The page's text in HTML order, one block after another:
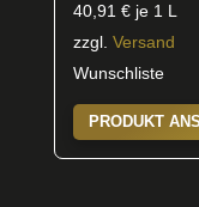
40,91 €je 1 L
zzgl. Versand
Wunschliste
PRODUKT